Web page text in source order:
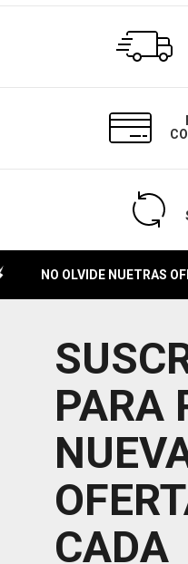
NO OLVIDE NUETRAS
PARA
CADA